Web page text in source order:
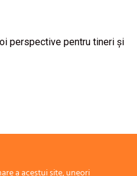
perspective pentru tineri și